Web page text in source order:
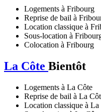
Logements à Fribourg
Reprise de bail à
Location classique à
Sous-location à
Colocation à Fribourg
La Côte Bientôt
Logements à La Côte
Reprise de bail à La
Location classique à La